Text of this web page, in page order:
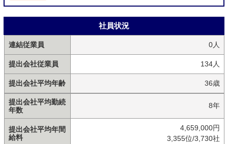
社員状況
連結従業員 0人
提出会社従業員 134人
提出会社平均年齢 36歳
提出会社平均勤続
年数
8年
提出会社平均年間
給料
4,659,000円
3,355位/3,730社